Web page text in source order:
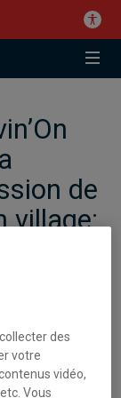
de
village:
la
des
votre
vidéo,
Vous